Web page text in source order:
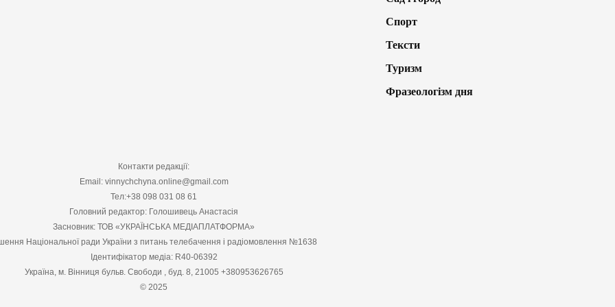
Спорт
Тексти
Туризм
Фразеологізм дня
Контакти редакції:
Email: vinnychchyna.online@gmail.com
Тел:+38 098 031 08 61
Головний редактор: Голошивець Анастасія
Засновник: ТОВ «УКРАЇНСЬКА МЕДІАПЛАТФОРМА»
Національної ради України з питань телебачення і радіомовлення №1638
Ідентифікатор медіа: R40-06392
Україна, м. Вінниця бульв. Свободи , буд. 8, 21005 +380953626765
© 2025